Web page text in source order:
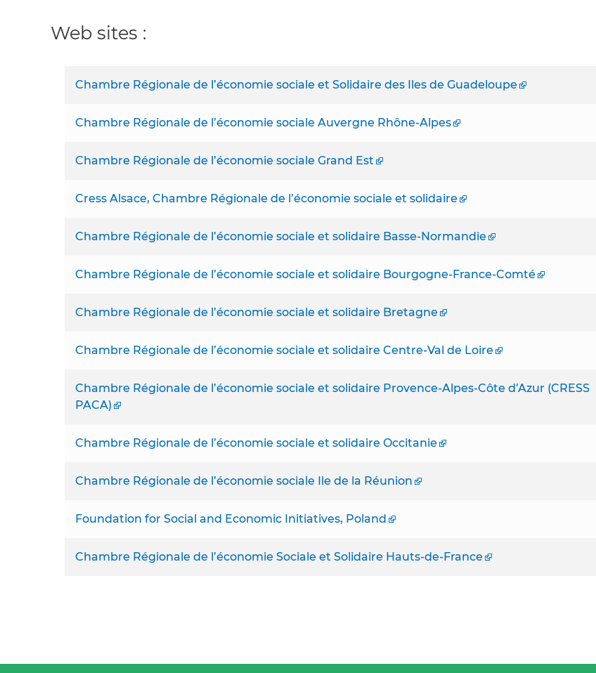
Web sites :
Chambre Régionale de l’économie sociale et Solidaire des Iles de Guadeloupe
Chambre Régionale de l’économie sociale Auvergne Rhône-Alpes
Chambre Régionale de l’économie sociale Grand Est
Cress Alsace, Chambre Régionale de l’économie sociale et solidaire
Chambre Régionale de l’économie sociale et solidaire Basse-Normandie
Chambre Régionale de l’économie sociale et solidaire Bourgogne-France-Comté
Chambre Régionale de l’économie sociale et solidaire Bretagne
Chambre Régionale de l’économie sociale et solidaire Centre-Val de Loire
Chambre Régionale de l’économie sociale et solidaire Provence-Alpes-Côte d’Azur (CRESS
PACA)
Chambre Régionale de l’économie sociale et solidaire Occitanie
Chambre Régionale de l’économie sociale Ile de la Réunion
Foundation for Social and Economic Initiatives, Poland
Chambre Régionale de l’économie Sociale et Solidaire Hauts-de-France